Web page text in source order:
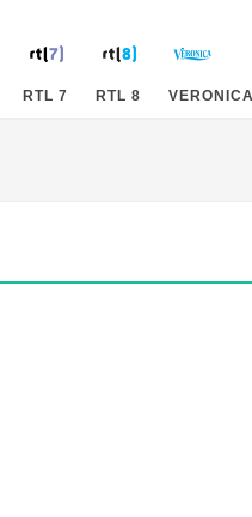
RTL 7 RTL 8 VERONICA